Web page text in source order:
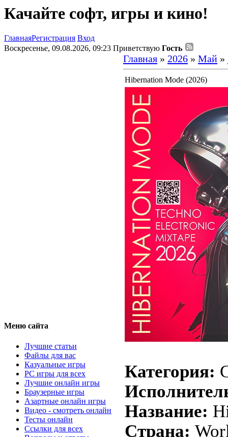
Качайте софт, игры и кино!
ГлавнаяРегистрация Вход
Воскресенье, 09.08.2026, 09:23 Приветствую Гость
Меню сайта
Лучшие статьи
Файлы для вас
Казуальные игры
PC игры для всех
Лучшие онлайн игры
Браузерные игры
Азартные онлайн игры
Видео - смотреть онлайн
Тесты онлайн
Ссылки для всех
Главная » 2026 » Май »
Hibernation Mode (2026)
Категория:
Название:
Страна: